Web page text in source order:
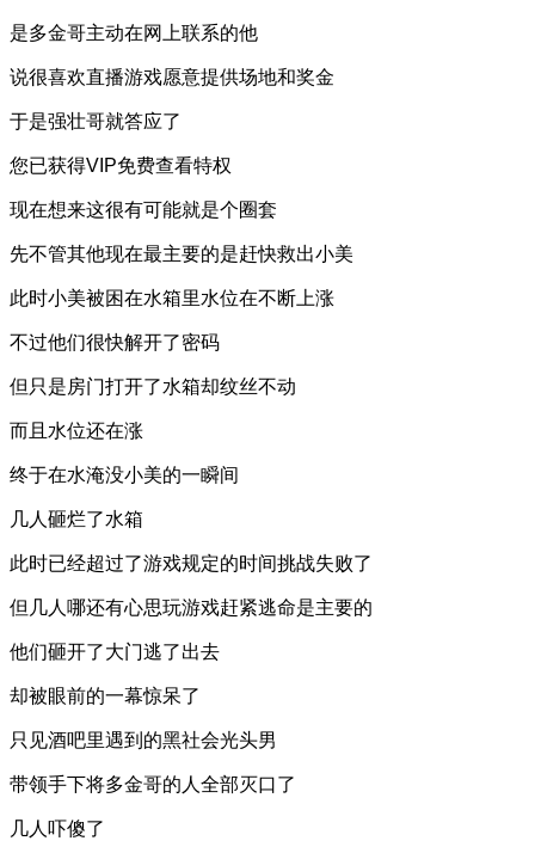
是多金哥主动在网上联系的他
说很喜欢直播游戏愿意提供场地和奖金
于是强壮哥就答应了
您已获得VIP免费查看特权
现在想来这很有可能就是个圈套
先不管其他现在最主要的是赶快救出小美
此时小美被困在水箱里水位在不断上涨
不过他们很快解开了密码
但只是房门打开了水箱却纹丝不动
而且水位还在涨
终于在水淹没小美的一瞬间
几人砸烂了水箱
此时已经超过了游戏规定的时间挑战失败了
但几人哪还有心思玩游戏赶紧逃命是主要的
他们砸开了大门逃了出去
却被眼前的一幕惊呆了
只见酒吧里遇到的黑社会光头男
带领手下将多金哥的人全部灭口了
几人吓傻了